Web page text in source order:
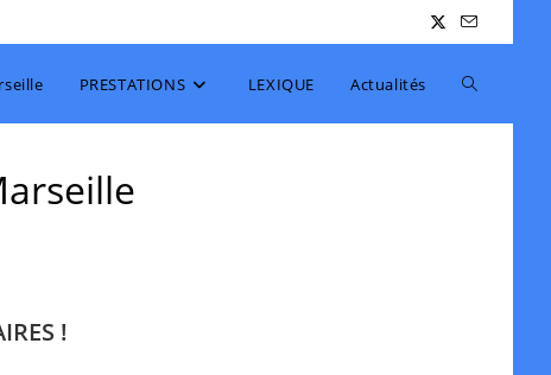
PRESTATIONS LEXIQUE Actualités Toggle
!